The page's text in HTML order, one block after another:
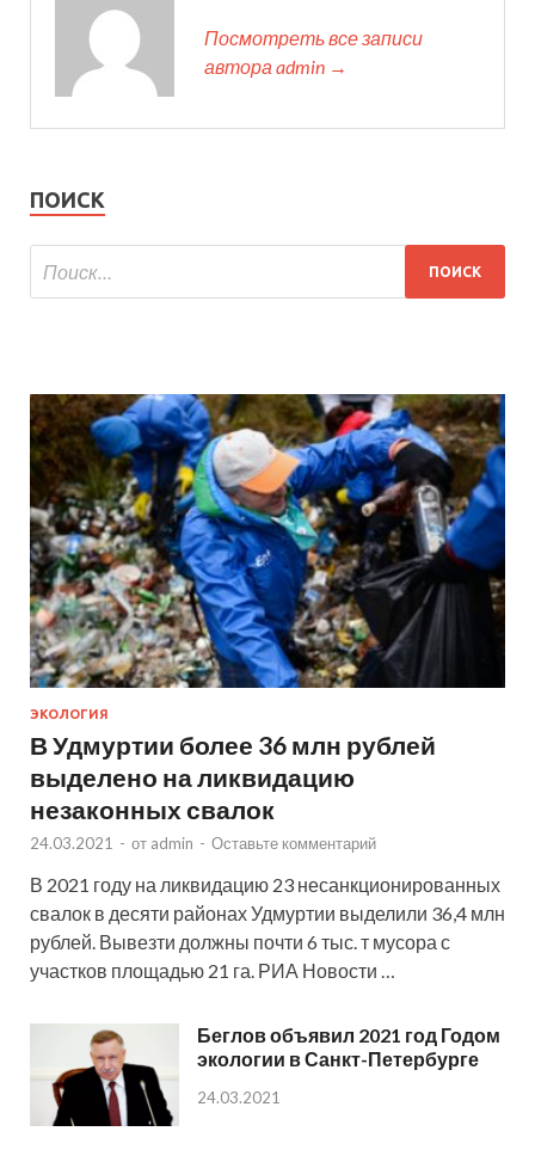
Посмотреть все записи
автора admin →
ПОИСК
ЭКОЛОГИЯ
В Удмуртии более 36 млн рублей
выделено на ликвидацию
незаконных свалок
24.03.2021 - от admin - Оставьте комментарий
В 2021 году на ликвидацию 23 несанкционированных
свалок в десяти районах Удмуртии выделили 36,4 млн
рублей. Вывезти должны почти 6 тыс. т мусора с
участков площадью 21 га. РИА Новости …
Беглов объявил 2021 год Годом
экологии в Санкт-Петербурге
24.03.2021